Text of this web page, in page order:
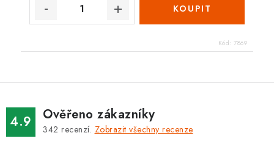
Kód: 7869
4.9 Ověřeno zákazníky
342 recenzí. Zobrazit všechny recenze